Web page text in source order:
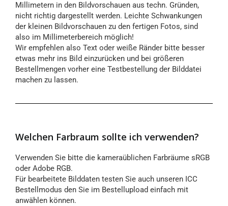
Millimetern in den Bildvorschauen aus techn. Gründen,
nicht richtig dargestellt werden. Leichte Schwankungen
der kleinen Bildvorschauen zu den fertigen Fotos, sind
also im Millimeterbereich möglich!
Wir empfehlen also Text oder weiße Ränder bitte besser
etwas mehr ins Bild einzurücken und bei größeren
Bestellmengen vorher eine Testbestellung der Bilddatei
machen zu lassen.
Welchen Farbraum sollte ich verwenden?
Verwenden Sie bitte die kameraüblichen Farbräume sRGB
oder Adobe RGB.
Für bearbeitete Bilddaten testen Sie auch unseren ICC
Bestellmodus den Sie im Bestellupload einfach mit
anwählen können.